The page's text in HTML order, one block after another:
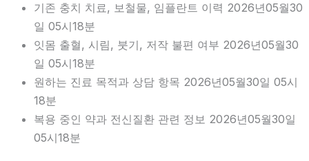
기존 충치 치료, 보철물, 임플란트 이력 2026년05월30
일 05시18분
잇몸 출혈, 시림, 붓기, 저작 불편 여부 2026년05월30
일 05시18분
원하는 진료 목적과 상담 항목 2026년05월30일 05시
18분
복용 중인 약과 전신질환 관련 정보 2026년05월30일
05시18분